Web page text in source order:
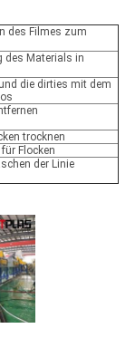
des Filmes zum
des Materials in
die dirties mit dem
trocknen
Flocken
der Linie